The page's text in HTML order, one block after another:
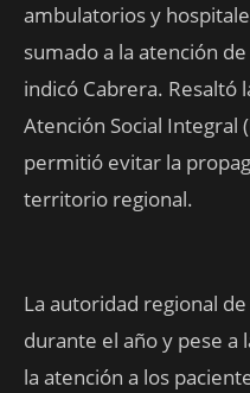
ambulatorios y
sumado a la atención
indicó Cabrera. Resaltó
Atención Social Integral
permitió evitar la
territorio regional.
La autoridad regional
durante el año y pese a
la atención a los